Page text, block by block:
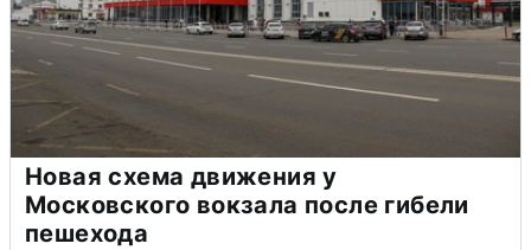
Новая схема движения у
Московского вокзала после гибели
пешехода